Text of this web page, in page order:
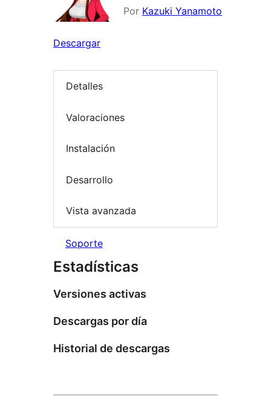
Por Kazuki Yanamoto
Descargar
Detalles
Valoraciones
Instalación
Desarrollo
Vista avanzada
Soporte
Estadísticas
Versiones activas
Descargas por día
Historial de descargas